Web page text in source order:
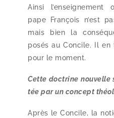
Ainsi l’enseignement
pape François n’est
mais bien la
posés au Concile. Il
pour le moment.
Cette doc­trine nou­velle
tée par un concept
Après le Concile, la